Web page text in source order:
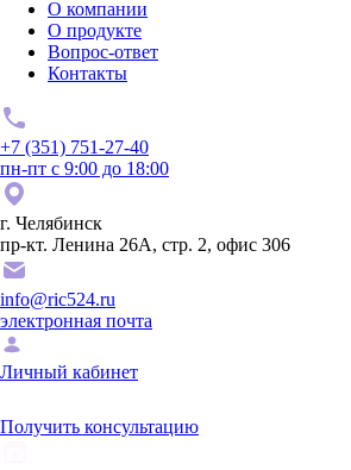
О компании
О продукте
Вопрос-ответ
Контакты
+7 (351) 751-27-40
пн-пт с 9:00 до 18:00
г. Челябинск
пр-кт. Ленина 26А, стр. 2, офис 306
info@ric524.ru
электронная почта
Личный кабинет
Получить консультацию